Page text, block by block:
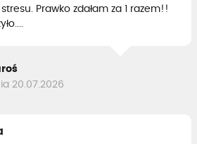
Prawko zdałam za 1 razem!!
20.07.2026